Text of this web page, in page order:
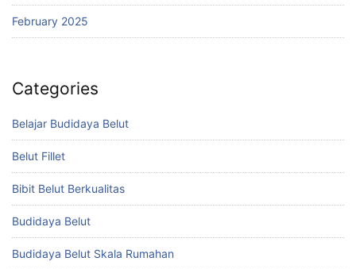
February 2025
Categories
Belajar Budidaya Belut
Belut Fillet
Bibit Belut Berkualitas
Budidaya Belut
Budidaya Belut Skala Rumahan